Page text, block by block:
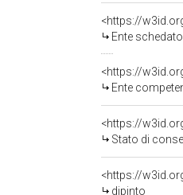
<https://
Ente schedatore
<https://
Ente competente per
<https://
Stato di
<https://
dipinto